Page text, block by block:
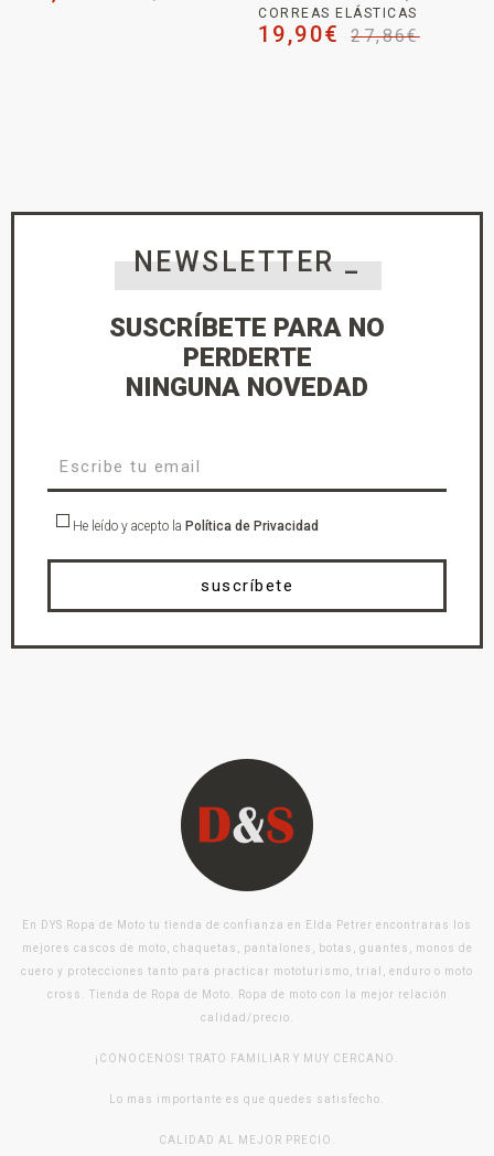
CORREAS ELÁSTICAS
27,86€
19,90€
NEWSLETTER _
SUSCRÍBETE PARA NO
PERDERTE
NINGUNA NOVEDAD
He leído y acepto la Política de Privacidad
suscríbete
En DYS Ropa de Moto tu tienda de confianza en Elda Petrer encontraras los
mejores cascos de moto, chaquetas, pantalones, botas, guantes, monos de
cuero y protecciones tanto para practicar mototurismo, trial, enduro o moto
cross. Tienda de Ropa de Moto. Ropa de moto con la mejor relación
calidad/precio.
¡CONOCENOS! TRATO FAMILIAR Y MUY CERCANO.
Lo mas importante es que quedes satisfecho.
CALIDAD AL MEJOR PRECIO.